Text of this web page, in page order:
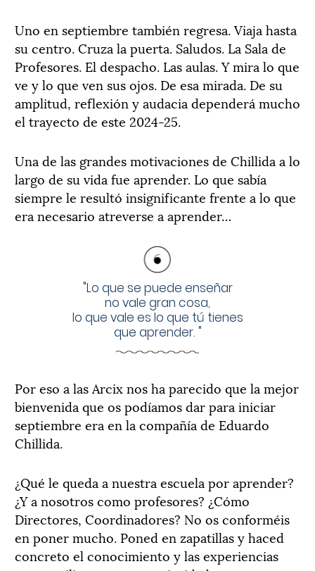
Uno en septiembre también regresa. Viaja hasta
su centro. Cruza la puerta. Saludos. La Sala de
Profesores. El despacho. Las aulas. Y mira lo que
ve y lo que ven sus ojos. De esa mirada. De su
amplitud, reflexión y audacia dependerá mucho
el trayecto de este 2024-25.
Una de las grandes motivaciones de Chillida a lo
largo de su vida fue aprender. Lo que sabía
siempre le resultó insignificante frente a lo que
era necesario atreverse a aprender…
"Lo que se puede enseñar
no vale gran cosa,
lo que vale es lo que tú tienes
que aprender. "
Por eso a las Arcix nos ha parecido que la mejor
bienvenida que os podíamos dar para iniciar
septiembre era en la compañía de Eduardo
Chillida.
¿Qué le queda a nuestra escuela por aprender?
¿Y a nosotros como profesores? ¿Cómo
Directores, Coordinadores? No os conforméis
en poner mucho. Poned en zapatillas y haced
concreto el conocimiento y las experiencias